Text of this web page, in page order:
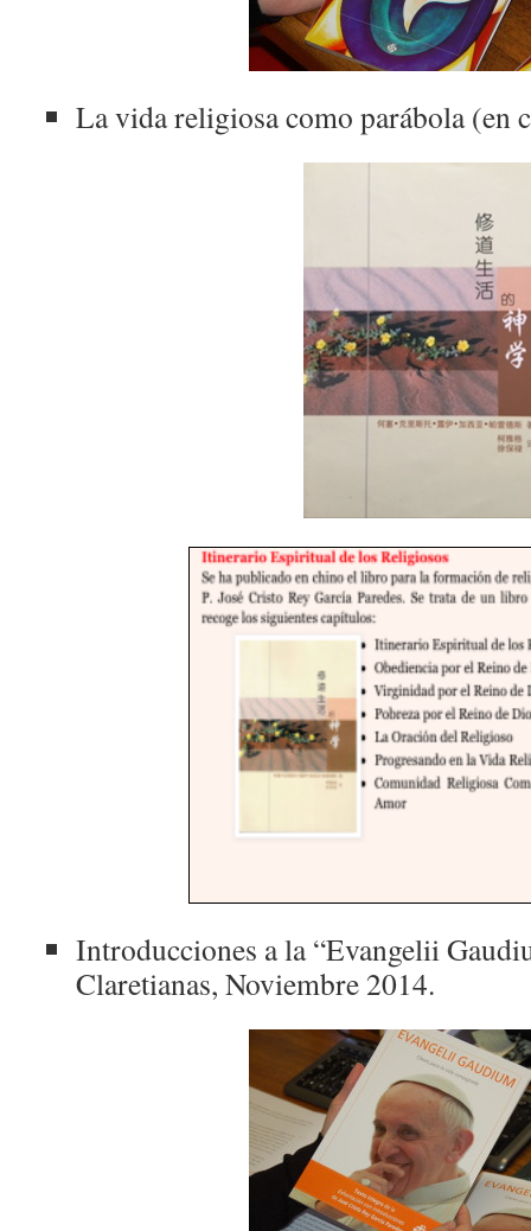
La vida religiosa como parábola (en
Introducciones a la “Evangelii
Claretianas, Noviembre 2014.